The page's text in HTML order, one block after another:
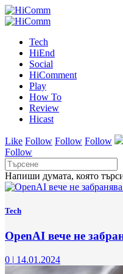
Tech
HiEnd
Social
HiComment
Play
How To
Review
Hicast
Like Follow Follow Follow
Follow
Напиши думата, която
Tech
OpenAI вече не
0 | 14.01.2024